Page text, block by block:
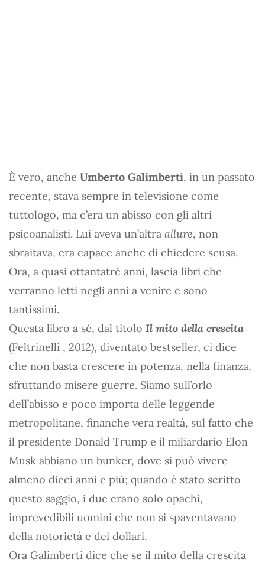
È vero, anche Umberto Galimberti, in un passato
recente, stava sempre in televisione come
tuttologo, ma c’era un abisso con gli altri
psicoanalisti. Lui aveva un’altra allure, non
sbraitava, era capace anche di chiedere scusa.
Ora, a quasi ottantatré anni, lascia libri che
verranno letti negli anni a venire e sono
tantissimi.
Questa libro a sé, dal titolo Il mito della crescita
(Feltrinelli , 2012), diventato bestseller, ci dice
che non basta crescere in potenza, nella finanza,
sfruttando misere guerre. Siamo sull’orlo
dell’abisso e poco importa delle leggende
metropolitane, finanche vera realtà, sul fatto che
il presidente Donald Trump e il miliardario Elon
Musk abbiano un bunker, dove si può vivere
almeno dieci anni e più; quando è stato scritto
questo saggio, i due erano solo opachi,
imprevedibili uomini che non si spaventavano
della notorietà e dei dollari.
Ora Galimberti dice che se il mito della crescita